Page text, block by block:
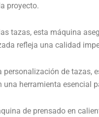
proyecto.
tazas, esta máquina
refleja una calidad
de
herramienta esencial
de prensado en